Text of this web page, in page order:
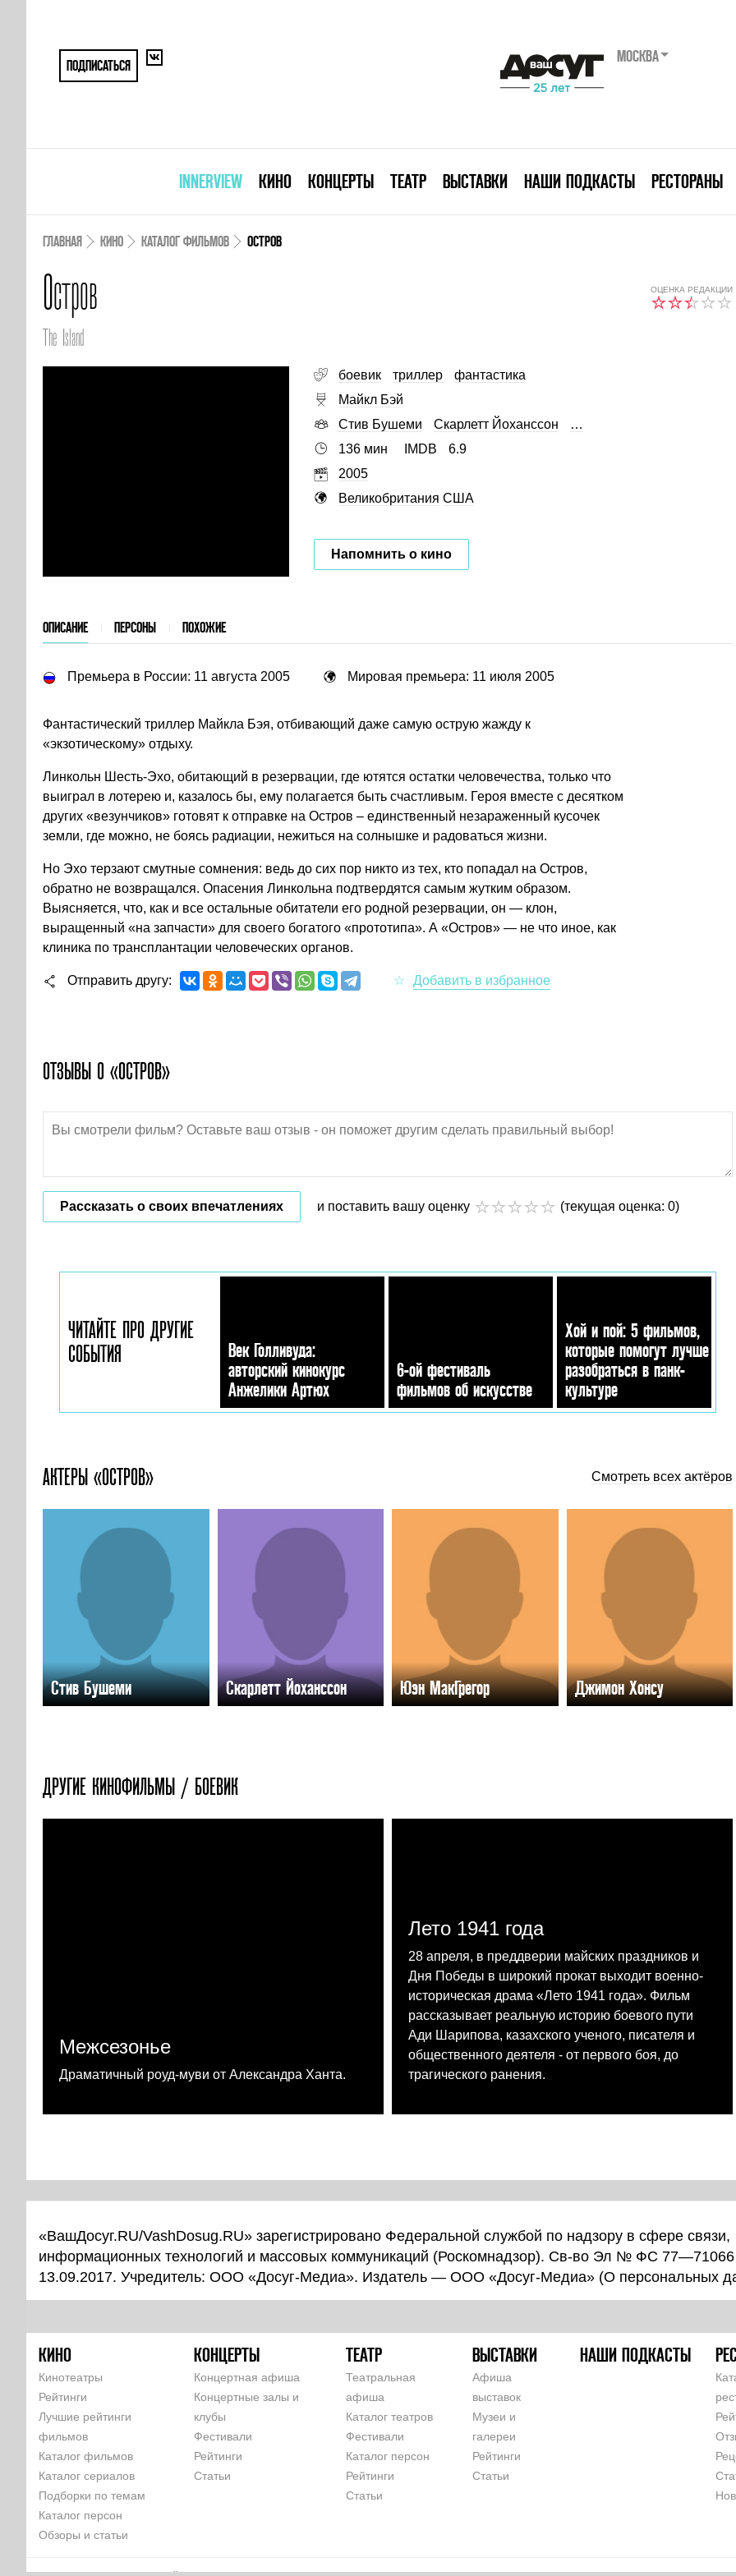
ПОДПИСАТЬСЯ
МОСКВА
INNERVIEW КИНО КОНЦЕРТЫ ТЕАТР ВЫСТАВКИ НАШИ ПОДКАСТЫ РЕСТОРАНЫ
ГЛАВНАЯ КИНО КАТАЛОГ ФИЛЬМОВ ОСТРОВ
Остров ОЦЕНКА РЕДАКЦИИ
The Island
боевик триллер
фантастика
Майкл Бэй
Стив Бушеми
Скарлетт Йоханссон
…
136 мин
IMDB
6.9
2005
Великобритания США
Напомнить о кино
ОПИСАНИЕ ПЕРСОНЫ ПОХОЖИЕ
Премьера в России: 11 августа 2005 Мировая премьера: 11 июля 2005
Фантастический триллер Майкла Бэя, отбивающий даже самую острую жажду к
«экзотическому» отдыху.
Линкольн Шесть-Эхо, обитающий в резервации, где ютятся остатки человечества, только что
выиграл в лотерею и, казалось бы, ему полагается быть счастливым. Героя вместе с десятком
других «везунчиков» готовят к отправке на Остров – единственный незараженный кусочек
земли, где можно, не боясь радиации, нежиться на солнышке и радоваться жизни.
Но Эхо терзают смутные сомнения: ведь до сих пор никто из тех, кто попадал на Остров,
обратно не возвращался. Опасения Линкольна подтвердятся самым жутким образом.
Выясняется, что, как и все остальные обитатели его родной резервации, он — клон,
выращенный «на запчасти» для своего богатого «прототипа». А «Остров» — не что иное, как
клиника по трансплантации человеческих органов.
Отправить другу
ОТЗЫВЫ О «ОСТРОВ»
Рассказать о своих впечатлениях и поставить вашу оценку (текущая оценка: 0)
ЧИТАЙТЕ ПРО ДРУГИЕ
СОБЫТИЯ
Век Голливуда:
авторский кинокурс
Анжелики Артюх
6-ой фестиваль
фильмов об искусстве
Хой и пой: 5 фильмов,
которые помогут лучше
разобраться в панк-
культуре
АКТЕРЫ «ОСТРОВ» Смотреть всех актёров
Стив Бушеми Скарлетт Йоханссон Юэн МакГрегор Джимон Хонсу
ДРУГИЕ КИНОФИЛЬМЫ / БОЕВИК
Межсезонье
Драматичный роуд-муви от Александра Ханта.
Лето 1941 года
28 апреля, в преддверии майских праздников и
Дня Победы в широкий прокат выходит военно-
историческая драма «Лето 1941 года». Фильм
рассказывает реальную историю боевого пути
Ади Шарипова, казахского ученого, писателя и
общественного деятеля - от первого боя, до
трагического ранения.
«ВашДосуг.RU/VashDosug.RU» зарегистрировано Федеральной службой по надзору в сфере связи,
информационных технологий и массовых коммуникаций (Роскомнадзор). Св-во Эл № ФС 77—71066
13.09.2017. Учредитель: ООО «Досуг-Медиа». Издатель — ООО «Досуг-Медиа» (О персональных
КИНО
Кинотеатры
Рейтинги
Лучшие рейтинги
фильмов
Каталог фильмов
Каталог сериалов
Подборки по темам
Каталог персон
Обзоры и статьи
КОНЦЕРТЫ
Концертная афиша
Концертные залы и
клубы
Фестивали
Рейтинги
Статьи
ТЕАТР
Театральная
афиша
Каталог театров
Фестивали
Каталог персон
Рейтинги
Статьи
ВЫСТАВКИ
Афиша
выставок
Музеи и
галереи
Рейтинги
Статьи
НАШИ ПОДКАСТЫ